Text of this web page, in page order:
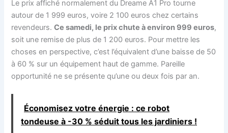
Le prix affiché normalement du Dreame A1 Pro tourne
autour de 1 999 euros, voire 2 100 euros chez certains
revendeurs.Ce samedi, le prix chute à environ 999 euros,
soit une remise de plus de 1 200 euros. Pour mettre les
choses en perspective, c’est l’équivalent d’une baisse de 50
à 60 % sur un équipement haut de gamme. Pareille
opportunité ne se présente qu’une ou deux fois par an.
Économisez votre énergie : ce robot
tondeuse à -30 % séduit tous les jardiniers !